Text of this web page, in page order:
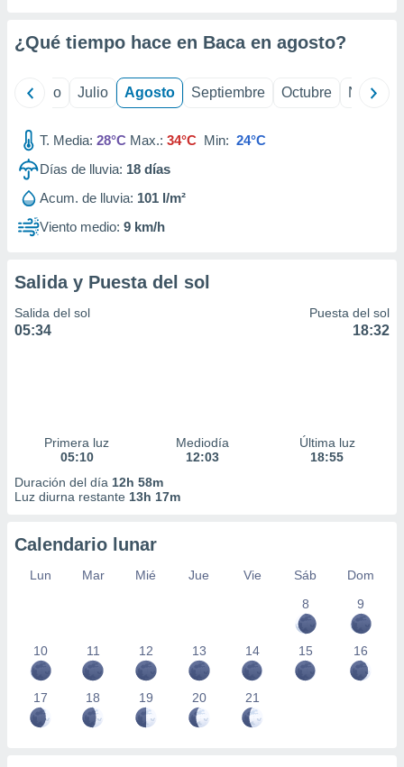
publicidad
de
¿Qué tiempo hace en Baca en agosto?
Junio Julio Agosto Septiembre Octubre
T. Media: 28°C Max.: 34°C Min: 24°C
Días de lluvia: 18 días
Acum. de lluvia: 101 l/m²
Viento medio: 9 km/h
Salida y Puesta del sol
Salida del sol
05:34
Puesta del sol
18:32
Primera luz
05:10
Mediodía
12:03
Última luz
18:55
Duración del día 12h 58m
Luz diurna restante 13h 17m
Calendario lunar
Lun Mar Mié Jue Vie Sáb
Dom
8
9
10 11 12 13 14 15 16
17 18 19 20 21